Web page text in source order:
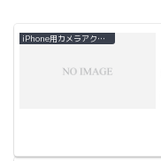
iPhone用カメラアクセサリー